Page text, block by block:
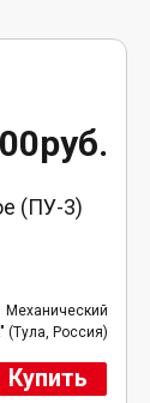
(ПУ-3)
Механический
Россия)
Купить